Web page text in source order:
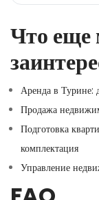
Что еще
Аренда в Турине:
Продажа
Подготовка
комплектация
Управление